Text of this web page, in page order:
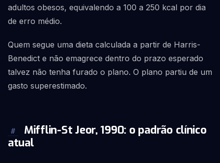
adultos obesos, equivalendo a 100 a 250 kcal por dia
de erro médio.
Quem segue uma dieta calculada a partir de Harris-
Benedict e não emagrece dentro do prazo esperado
talvez não tenha furado o plano. O plano partiu de um
gasto superestimado.
#
Mifflin-St Jeor, 1990: o padrão clínico
atual